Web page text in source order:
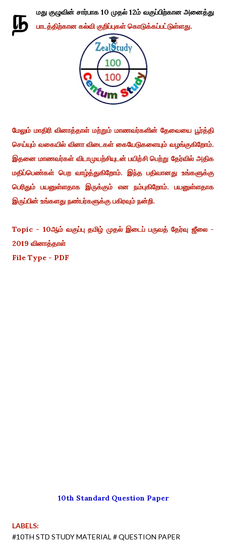
ந
மது குழுவின் சார்பாக 10 முதல் 12ம் வகுப்பிற்கான அனைத்து
பாடத்திற்கான கல்வி குறிப்புகள் கொடுக்கப்பட்டுள்ளது.
மேலும் மாதிரி வினாத்தாள் மற்றும் மாணவர்களின் தேவையை பூர்த்தி
செய்யும் வகையில் வினா விடைகள் கையேடுகளையும் வழங்குகிறோம்.
இதனை மாணவர்கள் விடாமுயற்சியுடன் பயிற்சி பெற்று தேர்வில் அதிக
மதிப்பெண்கள் பெற வாழ்த்துகிறோம். இந்த பதிவானது உங்களுக்கு
பெரிதும் பயனுள்ளதாக இருக்கும் என நம்புகிறோம். பயனுள்ளதாக
இருப்பின் உங்களது நண்பர்களுக்கு பகிரவும் நன்றி.
Topic - 10ஆம் வகுப்பு தமிழ் முதல் இடைப் பருவத் தேர்வு ஜீலை -
2019 வினாத்தாள்
File Type - PDF
10th Standard Question Paper
LABELS:
#10TH STD STUDY MATERIAL # QUESTION PAPER